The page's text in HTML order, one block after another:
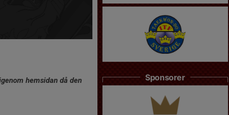
hemsidan då den
Sponsorer